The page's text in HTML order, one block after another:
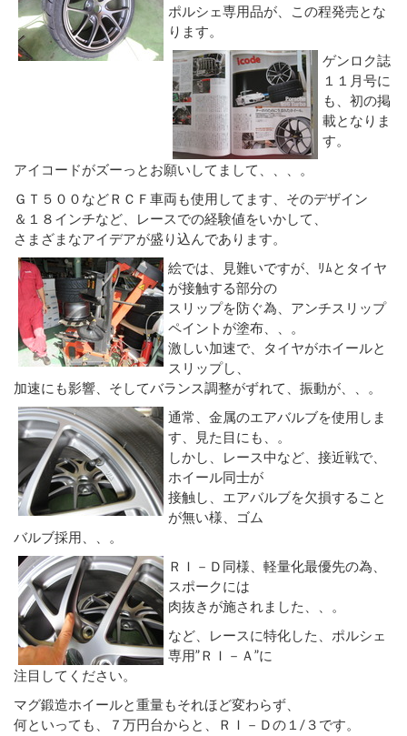
ポルシェ専用品が、この程発売とな
ります。
ゲンロク誌
１１月号に
も、初の掲
載となりま
す。
アイコードがズーっとお願いしてまして、、、。
ＧＴ５００などＲＣＦ車両も使用してます、そのデザイン
＆１８インチなど、レースでの経験値をいかして、
さまざまなアイデアが盛り込んであります。
絵では、見難いですが、ﾘﾑとタイヤ
が接触する部分の
スリップを防ぐ為、アンチスリップ
ペイントが塗布、、。
激しい加速で、タイヤがホイールと
スリップし、
加速にも影響、そしてバランス調整がずれて、振動が、、。
通常、金属のエアバルブを使用しま
す、見た目にも、。
しかし、レース中など、接近戦で、
ホイール同士が
接触し、エアバルブを欠損すること
が無い様、ゴム
バルブ採用、、。
ＲＩ－Ｄ同様、軽量化最優先の為、
スポークには
肉抜きが施されました、、。
など、レースに特化した、ポルシェ
専用”ＲＩ－Ａ”に
注目してください。
マグ鍛造ホイールと重量もそれほど変わらず、
何といっても、７万円台からと、ＲＩ－Ｄの１/３です。